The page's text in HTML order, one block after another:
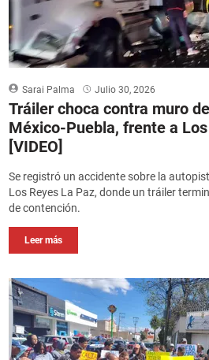
Sarai Palma Julio 30, 2026
Tráiler choca contra muro
México-Puebla, frente a
[VIDEO]
Se registró un accidente sobre la
Los Reyes La Paz, donde un tráiler
de contención.
Leer más